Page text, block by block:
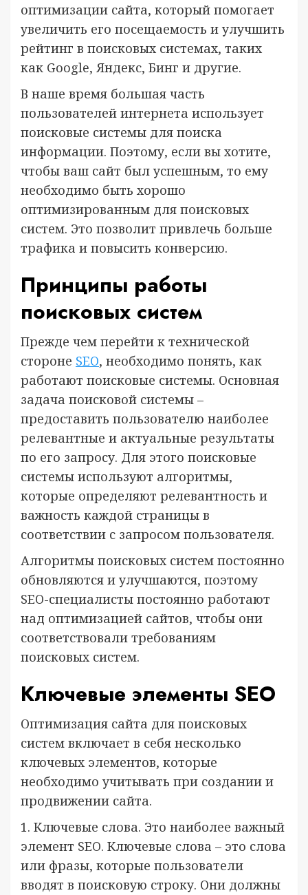
оптимизации сайта, который помогает
увеличить его посещаемость и улучшить
рейтинг в поисковых системах, таких
как Google, Яндекс, Бинг и другие.
В наше время большая часть
пользователей интернета использует
поисковые системы для поиска
информации. Поэтому, если вы хотите,
чтобы ваш сайт был успешным, то ему
необходимо быть хорошо
оптимизированным для поисковых
систем. Это позволит привлечь больше
трафика и повысить конверсию.
Принципы работы
поисковых систем
Прежде чем перейти к технической
стороне SEO, необходимо понять, как
работают поисковые системы. Основная
задача поисковой системы –
предоставить пользователю наиболее
релевантные и актуальные результаты
по его запросу. Для этого поисковые
системы используют алгоритмы,
которые определяют релевантность и
важность каждой страницы в
соответствии с запросом пользователя.
Алгоритмы поисковых систем постоянно
обновляются и улучшаются, поэтому
SEO-специалисты постоянно работают
над оптимизацией сайтов, чтобы они
соответствовали требованиям
поисковых систем.
Ключевые элементы SEO
Оптимизация сайта для поисковых
систем включает в себя несколько
ключевых элементов, которые
необходимо учитывать при создании и
продвижении сайта.
1. Ключевые слова. Это наиболее важный
элемент SEO. Ключевые слова – это слова
или фразы, которые пользователи
вводят в поисковую строку. Они должны